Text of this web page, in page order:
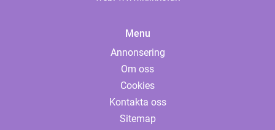
Menu
Annonsering
Om oss
Cookies
Kontakta oss
Sitemap